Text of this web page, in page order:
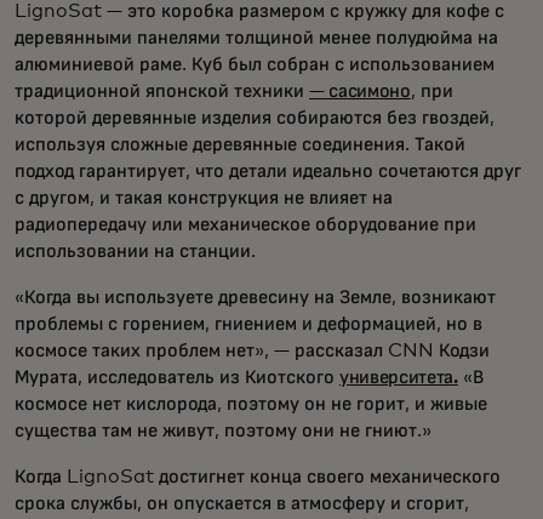
LignoSat — это коробка размером с кружку для кофе с
деревянными панелями толщиной менее полудюйма на
алюминиевой раме. Куб был собран с использованием
традиционной японской техники — сасимоно, при
которой деревянные изделия собираются без гвоздей,
используя сложные деревянные соединения. Такой
подход гарантирует, что детали идеально сочетаются друг
с другом, и такая конструкция не влияет на
радиопередачу или механическое оборудование при
использовании на станции.
«Когда вы используете древесину на Земле, возникают
проблемы с горением, гниением и деформацией, но в
космосе таких проблем нет», — рассказал CNN Кодзи
Мурата, исследователь из Киотского университета.«В
космосе нет кислорода, поэтому он не горит, и живые
существа там не живут, поэтому они не гниют.»
Когда LignoSat достигнет конца своего механического
срока службы, он опускается в атмосферу и сгорит,